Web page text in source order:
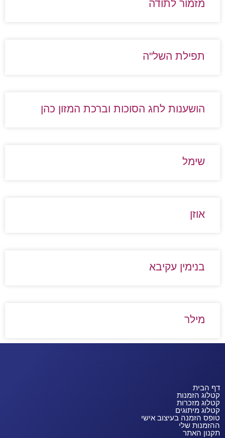
מזמור לתודה
תפילת השל"ה
הושענות לחג הסוכות וברכת המזון כהן
שימל
אוזן
בנימין עקיבא
מילר
דף הבית
קטלוג הזמנות
קטלוג מזכרות
קטלוג מיתוגים
טופס הזמנה בעיצוב אישי
ההזמנות שלי
תקנון האתר